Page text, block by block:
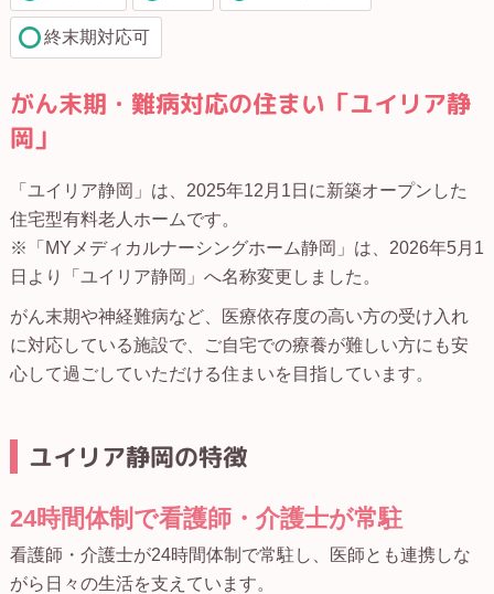
終末期対応可
がん末期・難病対応の住まい「ユイリア静
岡」
「ユイリア静岡」は、2025年12月1日に新築オープンした
住宅型有料老人ホームです。
※「MYメディカルナーシングホーム静岡」は、2026年5月1
日より「ユイリア静岡」へ名称変更しました。
がん末期や神経難病など、医療依存度の高い方の受け入れ
に対応している施設で、ご自宅での療養が難しい方にも安
心して過ごしていただける住まいを目指しています。
ユイリア静岡の特徴
24時間体制で看護師・介護士が常駐
看護師・介護士が24時間体制で常駐し、医師とも連携しな
がら日々の生活を支えています。